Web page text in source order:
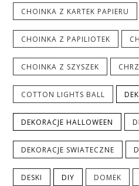
CHOINKA Z KARTEK PAPIERU
CHOINKA Z PAPILIOTEK
CHOINKA Z SZYSZEK
COTTON LIGHTS BALL
DEKORACJE HALLOWEEN
DEKORACJE SWIATECZNE
DESKI DIY DOMEK